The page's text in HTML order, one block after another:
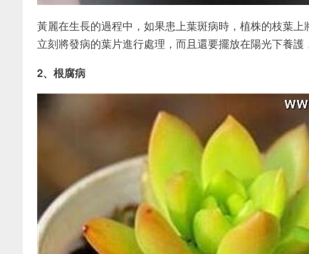
黃麗在生長的過程中，如果患上葉斑病時，植株的枝葉
立刻將發病的葉片進行處理，而且還要擺放在陽光下養護
2、根腐病